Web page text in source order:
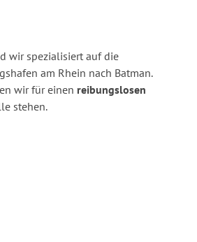
wir spezialisiert auf die
am Rhein nach Batman.
wir für einen reibungslosen
stehen.